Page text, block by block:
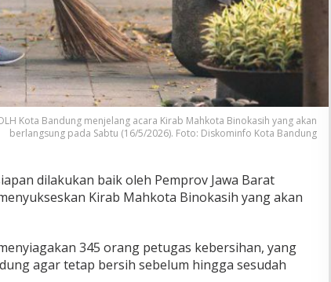
Kota Bandung menjelang acara Kirab Mahkota Binokasih yang akan
berlangsung pada Sabtu (16/5/2026). Foto: Diskominfo Kota Bandung
dilakukan baik oleh Pemprov Jawa Barat
Kirab Mahkota Binokasih yang akan
345 orang petugas kebersihan, yang
agar tetap bersih sebelum hingga sesudah